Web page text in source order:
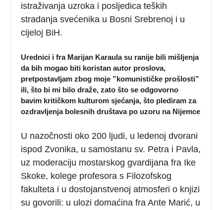
istraživanja uzroka i posljedica teških
stradanja svećenika u Bosni Srebrenoj i u
cijeloj BiH.
Urednici i fra Marijan Karaula su ranije bili mišljenja
da bih mogao biti koristan autor proslova,
pretpostavljam zbog moje ”komunističke prošlosti”
ili, što bi mi bilo draže, zato što se odgovorno
bavim kritičkom kulturom sjećanja, što plediram za
ozdravljenja bolesnih društava po uzoru na Nijemce
U nazočnosti oko 200 ljudi, u ledenoj dvorani
ispod Zvonika, u samostanu sv. Petra i Pavla,
uz moderaciju mostarskog gvardijana fra Ike
Skoke, kolege profesora s Filozofskog
fakulteta i u dostojanstvenoj atmosferi o knjizi
su govorili: u ulozi domaćina fra Ante Marić, u